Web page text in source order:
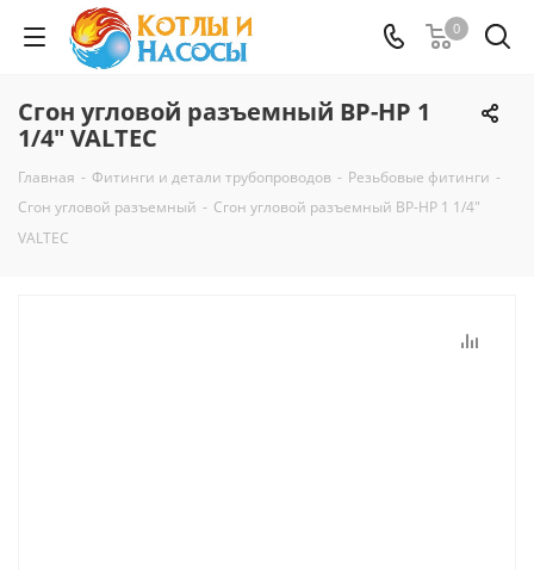
0
Сгон угловой разъемный ВР-НР 1
1/4" VALTEC
Главная - Фитинги и детали трубопроводов - Резьбовые фитинги -
Сгон угловой разъемный - Сгон угловой разъемный ВР-НР 1 1/4"
VALTEC